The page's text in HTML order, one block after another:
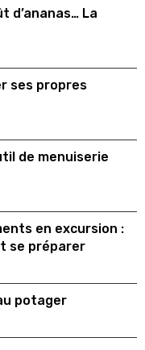
d’ananas… La
ses propres
de menuiserie
en excursion :
se préparer
potager